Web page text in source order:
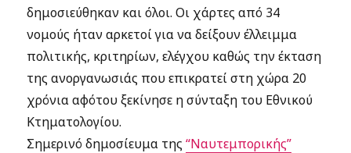
δημοσιεύθηκαν και όλοι. Οι χάρτες από 34
νομούς ήταν αρκετοί για να δείξουν έλλειμμα
πολιτικής, κριτηρίων, ελέγχου καθώς την έκταση
της ανοργανωσιάς που επικρατεί στη χώρα 20
χρόνια αφότου ξεκίνησε η σύνταξη του Εθνικού
Κτηματολογίου.
Σημερινό δημοσίευμα της“Ναυτεμπορικής”